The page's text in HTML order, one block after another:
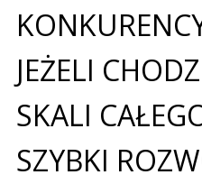
JEŻELI
SKALI
SZYBKI